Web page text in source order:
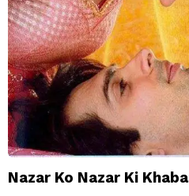
Nazar Ko Nazar Ki